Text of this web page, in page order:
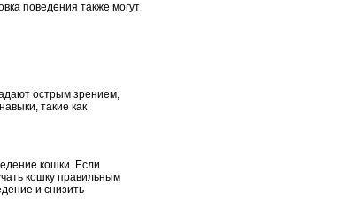
поведения также могут
острым зрением,
такие как
кошки. Если
кошку правильным
и снизить